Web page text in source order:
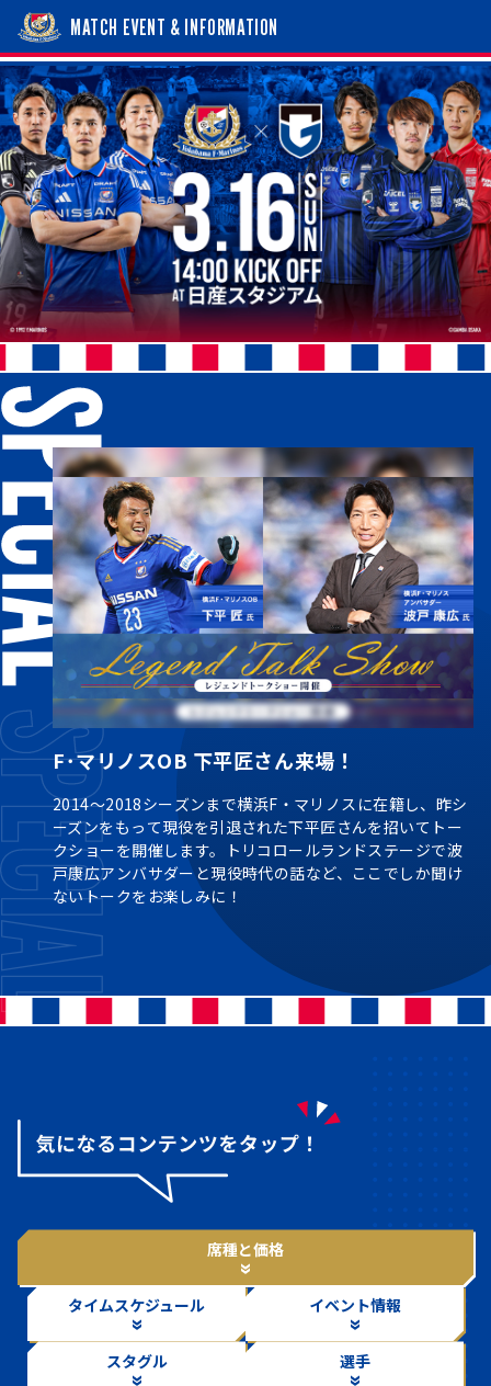
MATCH EVENT & INFORMATION
F･マリノスOB 下平匠さん来場！
2014～2018シーズンまで横浜F・マリノスに在籍し、昨シ
ーズンをもって現役を引退された下平匠さんを招いてトー
クショーを開催します。トリコロールランドステージで波
戸康広アンバサダーと現役時代の話など、ここでしか聞け
ないトークをお楽しみに！
席種と価格
タイムスケジュール イベント情報
スタグル 選手